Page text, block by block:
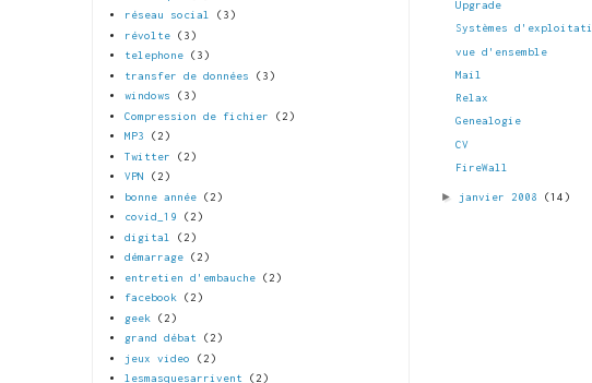
réseau social
(3)
révolte
(3)
telephone
(3)
transfer de données
(3)
windows
(3)
Compression de fichier
(2)
MP3
(2)
Twitter
(2)
VPN
(2)
bonne année
(2)
covid_19
(2)
digital
(2)
démarrage
(2)
entretien d'embauche
(2)
facebook
(2)
geek
(2)
grand débat
(2)
jeux video
(2)
lesmasquesarrivent
(2)
Upgrade
Systèmes
vue d'ensemble
Mail
Relax
Genealogie
CV
FireWall
► janvier 2008 (14)